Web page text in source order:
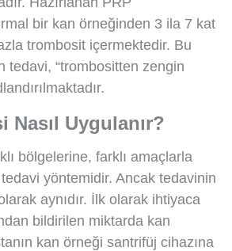
bir kan örneğinden 3 ila 7 kat
trombosit içermektedir. Bu
tedavi, “trombositten zengin
Nasıl Uygulanır?
bölgelerine, farklı amaçlarla
yöntemidir. Ancak tedavinin
aynıdır. İlk olarak ihtiyaca
bildirilen miktarda kan
kan örneği santrifüj cihazına